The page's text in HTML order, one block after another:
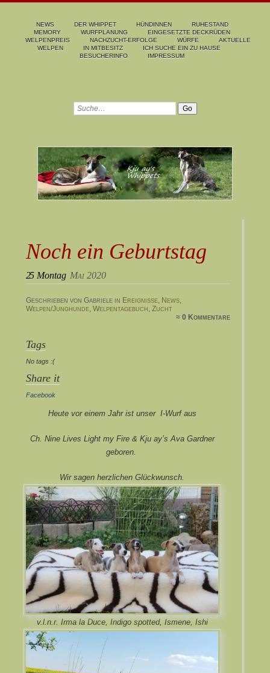
NEWS DER WHIPPET HÜNDINNEN
RUHESTAND
MEMORY
WURFPLANUNG
EINGESETZTE DECKRÜDEN
WELPENPREIS
NACHZUCHT-ERFOLGE WÜRFE
AKTUELLE
WELPEN
IN MITBESITZ
ICH SUCHE EIN ZU HAUSE
BESUCHERINFO
IMPRESSUM
Noch ein Geburtstag
25 Montag Mai 2020
Geschrieben von Gabriele in Ereignisse, News,
Welpen/Junghunde, Welpentagebuch, Zucht
≈ 0 Kommentare
Tags
No tags :(
Share it
Facebook
Heute vor einem Jahr ist unser I-Wurf aus
Ch. Nine Lives Light my Fire & Kju ay’s Ava Gardner
geboren.
Wir sagen herzlichen Glückwunsch.
v.l.n.r. Irma la Duce, Indigo spotted, Ismene, Ishi